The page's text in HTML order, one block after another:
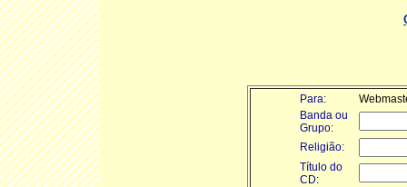
Para:
Banda ou
Grupo:
Religião:
Título do
CD: